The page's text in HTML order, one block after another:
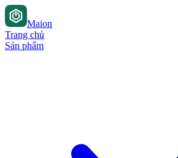
Maion
Trang chủ
Sản phẩm